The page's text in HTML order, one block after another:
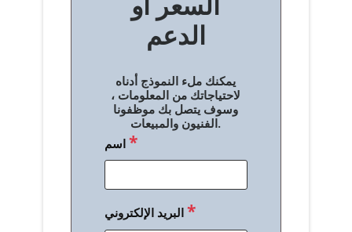
الدعم
يمكنك ملء النموذج أدناه
لاحتياجاتك من المعلومات ،
وسوف يتصل بك موظفونا
الفنيون والمبيعات.
اسم*
البريد الإلكتروني*